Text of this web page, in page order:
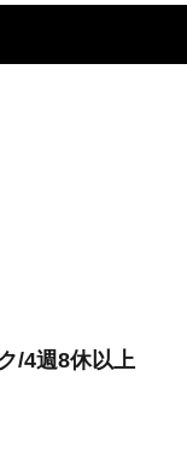
/4週8休以上